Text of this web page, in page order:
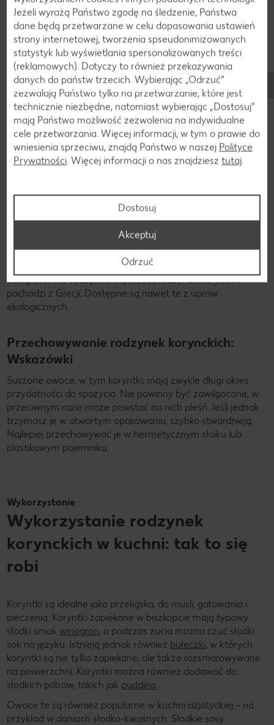
zwrócić uwagę przy ich zakupie.
Czy można kupić świeże koryntki?
Jeśli nie podróżujesz po Grecji w środku lata, zdobycie
świeżych koryntek będzie trudne. Można jednak po prostu
kupić czerwone winogrona stołowe. Suszoną odmianę
winogron korynckich znajdziesz w dobrze zaopatrzonym
supermarkecie w dziale wypieków lub na półce z suszonymi
owocami.
uwagę
Dobra wiadomość: W przeciwieństwie do większości
razie wątpliwości sprawdź informacje na opakowaniu.
Suszone owoce z Europy są szczególnie przyjazne dla
środowiska, ponieważ nie trzeba ich transportować na duże
odległości. Na szczęście większość rodzynek korynckich
pochodzi z Grecji. Dostępne są nawet te z upraw
ekologicznych.
Przechowywanie rodzynek korynckich:
Wskazówki
Suszone owoce, w tym koryntki, mają zwykle długi okres
przydatności do spożycia. Nie powinny być zawilgocone, w
przeciwnym razie może powstać na nich pleśń. Jeśli jednak
trzymasz je w otwartym opakowaniu, szybko stwardnieją.
Najlepiej przechowywać je w hermetycznym słoiku lub
plastikowym pojemniku.
Wykorzystanie
Wykorzystanie rodzynek
korynckich w kuchni: tak to się
robi
Koryntki są idealne jako przekąska, do musli, gotowania i
pieczenia. Koryntki zapiekane w biszkopcie mają typowy
słodki smak winogron, a podczas żucia można czuć słodki
sok na języku. Istnieją jednak również bułeczki, w których
koryntki są nie tylko zapiekane, ale także rozsmarowywane
na powierzchni. Koryntki można również dodawać do
słodkich potraw, takich jak pudding
Owoce te są również popularne w kuchni azjatyckiej – na
przykład w daniach słodko-kwaśnych. Słodkie sosy
Jeżeli wyrażą Państwo zgodę na śledzenie, Państwa
dane będą przetwarzane w celu dopasowania ustawień
strony internetowej, tworzenia spseudonimizowanych
statystyk lub wyświetlania spersonalizowanych treści
(reklamowych). Dotyczy to również przekazywania
danych do państw trzecich. Wybierając „Odrzuć“
zezwalają Państwo tylko na przetwarzanie, które jest
technicznie niezbędne, natomiast wybierając „Dostosuj”
mają Państwo możliwość zezwolenia na indywidualne
cele przetwarzania. Więcej informacji, w tym o prawie do
wniesienia sprzeciwu, znajdą Państwo w naszej Polityce
Prywatności. Więcej informacji o nas znajdziesz tutaj.
Dostosuj
Odrzuć
Akceptuj